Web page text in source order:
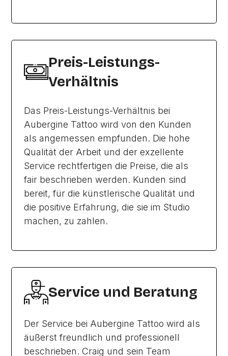
Preis-Leistungs-
Verhältnis
Das Preis-Leistungs-Verhältnis bei
Aubergine Tattoo wird von den Kunden
als angemessen empfunden. Die hohe
Qualität der Arbeit und der exzellente
Service rechtfertigen die Preise, die als
fair beschrieben werden. Kunden sind
bereit, für die künstlerische Qualität und
die positive Erfahrung, die sie im Studio
machen, zu zahlen.
Service und Beratung
Der Service bei Aubergine Tattoo wird als
äußerst freundlich und professionell
beschrieben. Craig und sein Team